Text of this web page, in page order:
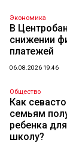
Экономика
В
снижении
платежей
06.08.2026 19:46
Общество
Как
семьям
ребенка
школу?